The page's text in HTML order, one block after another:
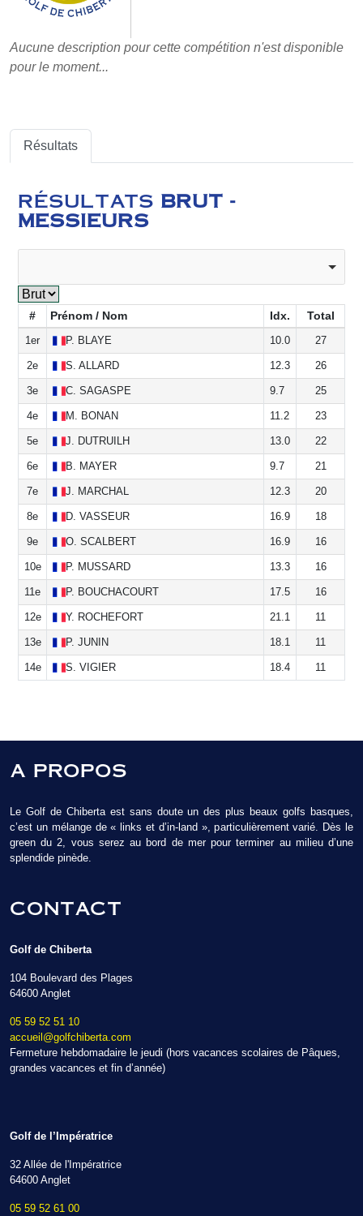
Aucune description pour cette compétition n'est disponible
pour le moment...
Résultats
RÉSULTATS BRUT -
MESSIEURS
# Prénom / Nom Idx. Total
1er P. BLAYE 10.0 27
2e S. ALLARD 12.3 26
3e C. SAGASPE 9.7 25
4e M. BONAN 11.2 23
5e J. DUTRUILH 13.0 22
6e B. MAYER 9.7 21
7e J. MARCHAL 12.3 20
8e D. VASSEUR 16.9 18
9e O. SCALBERT 16.9 16
10e P. MUSSARD 13.3 16
11e P. BOUCHACOURT 17.5 16
12e Y. ROCHEFORT 21.1 11
13e P. JUNIN 18.1 11
14e S. VIGIER 18.4 11
A PROPOS
Le Golf de Chiberta est sans doute un des plus beaux golfs basques,
c’est un mélange de « links et d’in-land », particulièrement varié. Dès le
green du 2, vous serez au bord de mer pour terminer au milieu d’une
splendide pinède.
CONTACT
Golf de Chiberta
104 Boulevard des Plages
64600 Anglet
05 59 52 51 10
accueil@golfchiberta.com
Fermeture hebdomadaire le jeudi (hors vacances scolaires de Pâques,
grandes vacances et fin d’année)
Golf de l’Impératrice
32 Allée de l'Impératrice
64600 Anglet
05 59 52 61 00